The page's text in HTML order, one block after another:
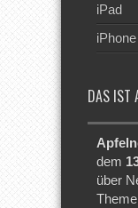
iPad
iPhone
DAS IST
dem
über